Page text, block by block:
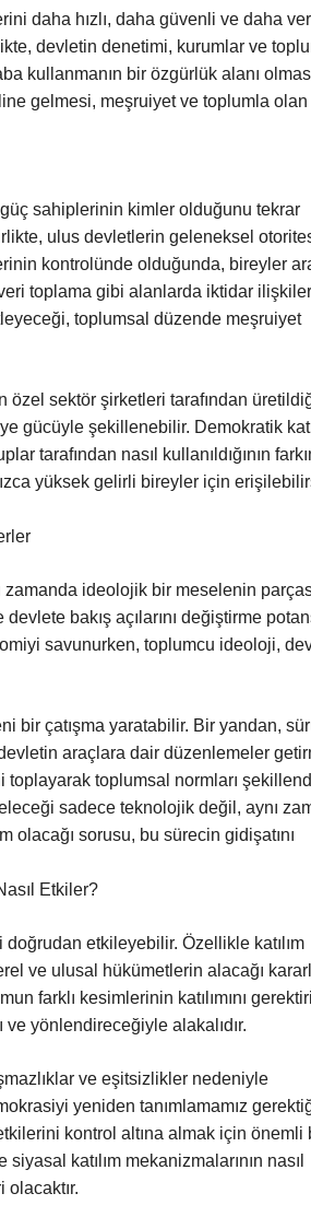
daha hızlı, daha güvenli ve daha
devletin denetimi, kurumlar ve
kullanmanın bir özgürlük alanı
gelmesi, meşruiyet ve toplumla
sahiplerinin kimler olduğunu tekrar
ulus devletlerin geleneksel
kontrolünde olduğunda, bireyler
toplama gibi alanlarda iktidar
toplumsal düzende meşruiyet
özel sektör şirketleri tarafından
gücüyle şekillenebilir. Demokratik
tarafından nasıl kullanıldığının
yüksek gelirli bireyler için
ideolojik bir meselenin
bakış açılarını değiştirme
savunurken, toplumcu ideoloji,
bir çatışma yaratabilir. Bir yandan,
araçlara dair düzenlemeler
toplayarak toplumsal normları
sadece teknolojik değil, aynı
sorusu, bu sürecin gidişatını
Etkiler?
etkileyebilir. Özellikle katılım
ve ulusal hükümetlerin alacağı
farklı kesimlerinin katılımını
yönlendireceğiyle alakalıdır.
ve eşitsizlikler nedeniyle
yeniden tanımlamamız
kontrol altına almak için önemli
katılım mekanizmalarının nasıl
olacaktır.